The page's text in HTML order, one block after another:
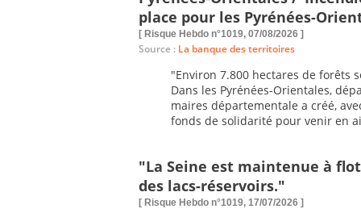
place pour les Pyrénées-
[ Risque Hebdo n°1019, 07/08/2026 ]
Source : La banque des territoires
"Environ 7.800 hectares de forêts
Dans les Pyrénées-Orientales,
maires départementale a créé,
fonds de solidarité pour venir en
"La Seine est maintenue à
des lacs-réservoirs."
[ Risque Hebdo n°1019, 17/07/2026 ]